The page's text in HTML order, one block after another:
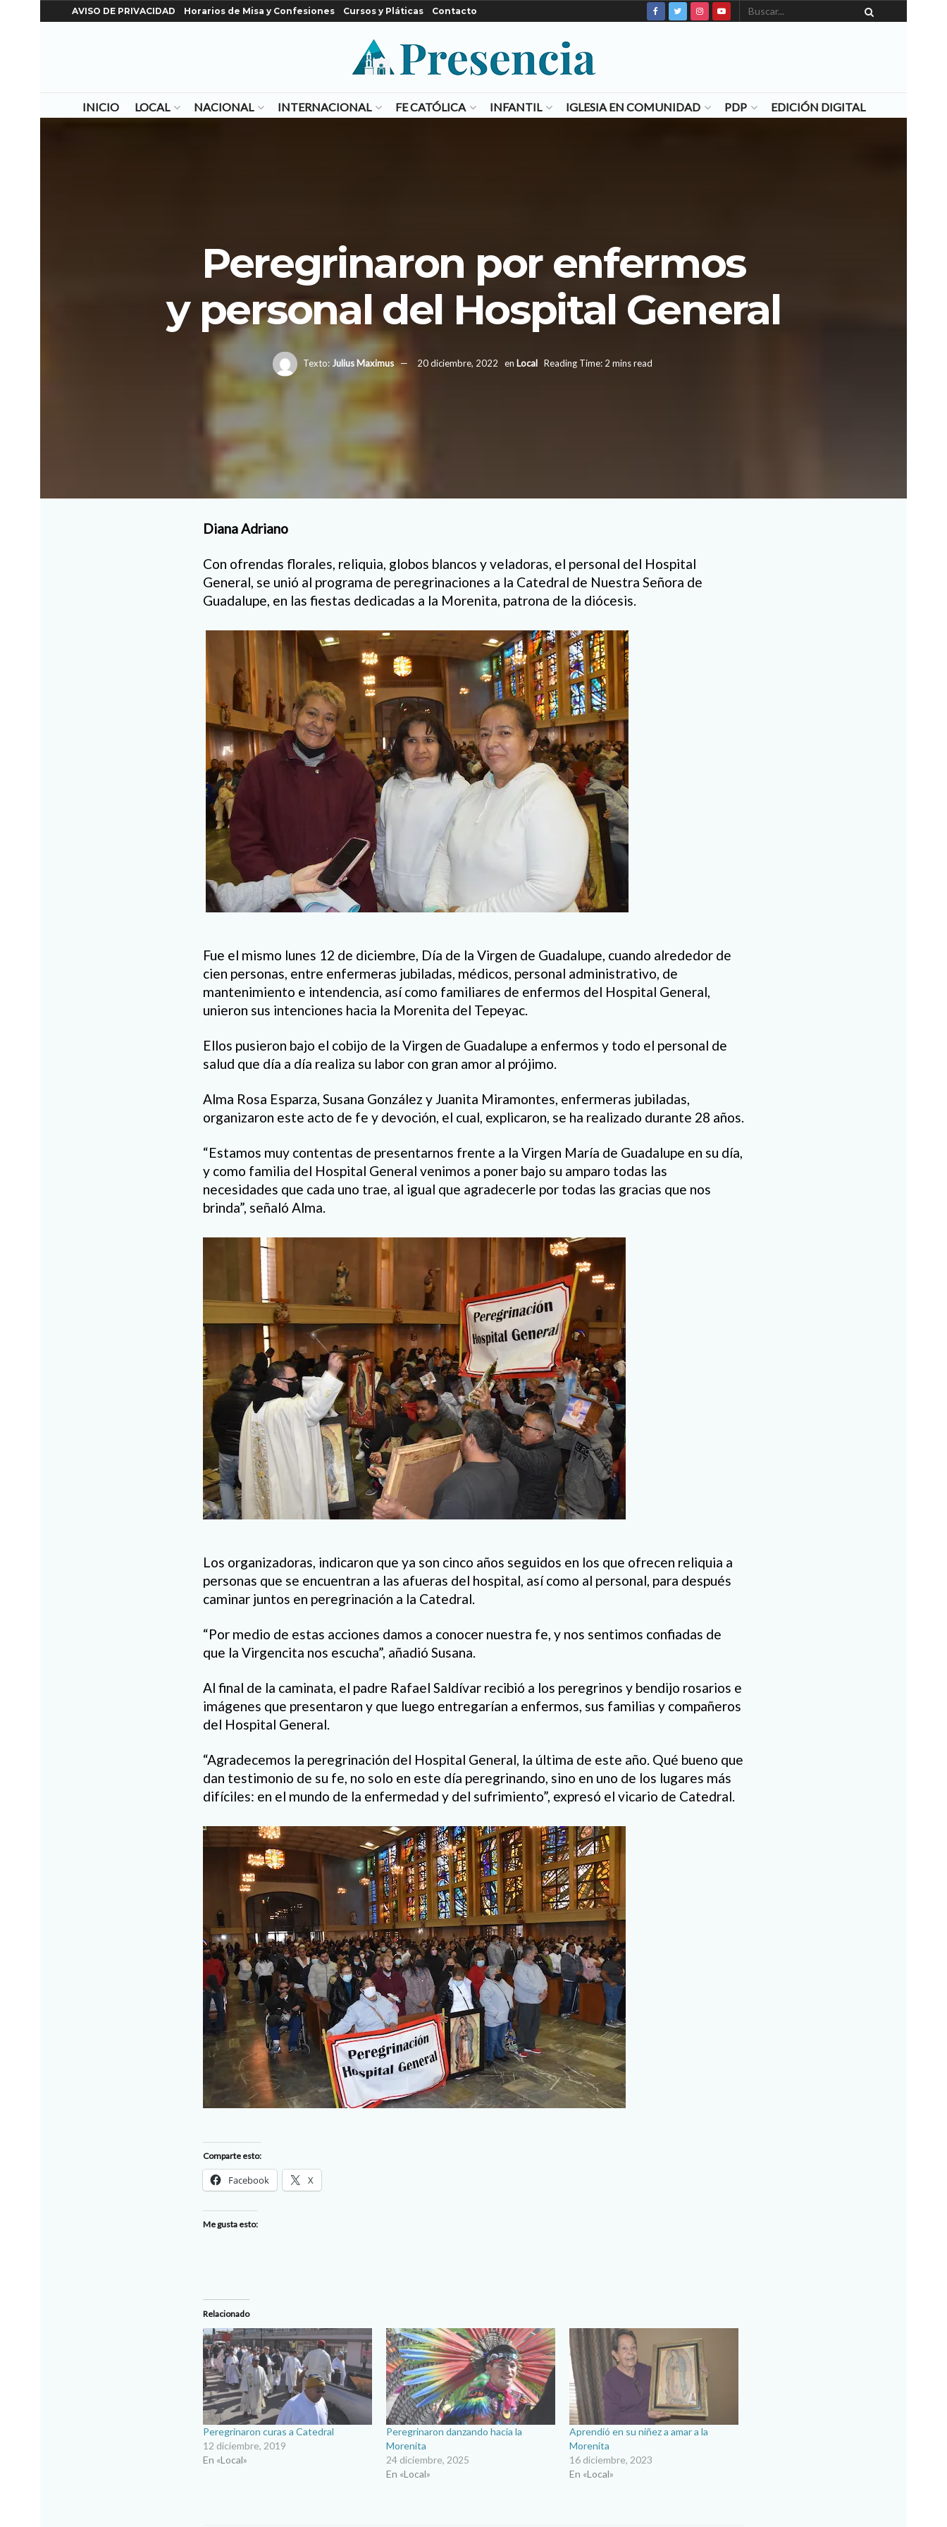
AVISO DE PRIVACIDAD Horarios de Misa y Confesiones Cursos y Pláticas Contacto
INICIO LOCAL NACIONAL INTERNACIONAL FE CATÓLICA INFANTIL IGLESIA EN COMUNIDAD PDP EDICIÓN DIGITAL
Peregrinaron por enfermos
y personal del Hospital General
Texto: Julius Maximus 20 diciembre, 2022 en Local Reading Time: 2 mins read
Diana Adriano
Con ofrendas florales, reliquia, globos blancos y veladoras, el personal del Hospital
General, se unió al programa de peregrinaciones a la Catedral de Nuestra Señora de
Guadalupe, en las fiestas dedicadas a la Morenita, patrona de la diócesis.
Fue el mismo lunes 12 de diciembre, Día de la Virgen de Guadalupe, cuando alrededor de
cien personas, entre enfermeras jubiladas, médicos, personal administrativo, de
mantenimiento e intendencia, así como familiares de enfermos del Hospital General,
unieron sus intenciones hacia la Morenita del Tepeyac.
Ellos pusieron bajo el cobijo de la Virgen de Guadalupe a enfermos y todo el personal de
salud que día a día realiza su labor con gran amor al prójimo.
Alma Rosa Esparza, Susana González y Juanita Miramontes, enfermeras jubiladas,
organizaron este acto de fe y devoción, el cual, explicaron, se ha realizado durante 28 años.
“Estamos muy contentas de presentarnos frente a la Virgen María de Guadalupe en su día,
y como familia del Hospital General venimos a poner bajo su amparo todas las
necesidades que cada uno trae, al igual que agradecerle por todas las gracias que nos
brinda”, señaló Alma.
Los organizadoras, indicaron que ya son cinco años seguidos en los que ofrecen reliquia a
personas que se encuentran a las afueras del hospital, así como al personal, para después
caminar juntos en peregrinación a la Catedral.
“Por medio de estas acciones damos a conocer nuestra fe, y nos sentimos confiadas de
que la Virgencita nos escucha”, añadió Susana.
Al final de la caminata, el padre Rafael Saldívar recibió a los peregrinos y bendijo rosarios e
imágenes que presentaron y que luego entregarían a enfermos, sus familias y compañeros
del Hospital General.
“Agradecemos la peregrinación del Hospital General, la última de este año. Qué bueno que
dan testimonio de su fe, no solo en este día peregrinando, sino en uno de los lugares más
difíciles: en el mundo de la enfermedad y del sufrimiento”, expresó el vicario de Catedral.
Comparte esto:
Facebook X
Me gusta esto:
Relacionado
Peregrinaron curas a Catedral
12 diciembre, 2019
En «Local»
Peregrinaron danzando hacia la
Morenita
24 diciembre, 2025
En «Local»
Aprendió en su niñez a amar a la
Morenita
16 diciembre, 2023
En «Local»